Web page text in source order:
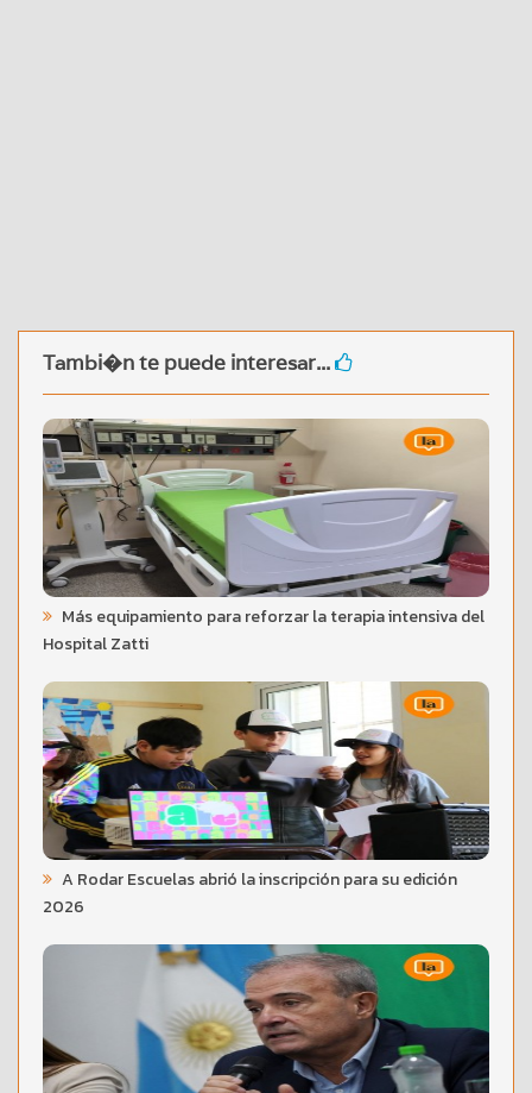
Tambi�n te puede interesar...
Más equipamiento para reforzar la terapia intensiva del
Hospital Zatti
A Rodar Escuelas abrió la inscripción para su edición
2026